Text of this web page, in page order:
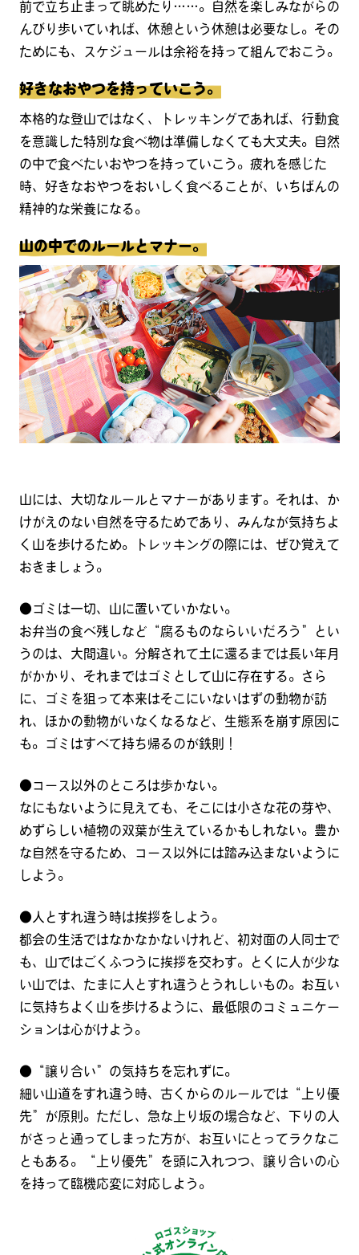
前で立ち止まって眺めたり……。自然を楽しみながらの
んびり歩いていれば、休憩という休憩は必要なし。その
ためにも、スケジュールは余裕を持って組んでおこう。
好きなおやつを持っていこう。
本格的な登山ではなく、トレッキングであれば、行動食
を意識した特別な食べ物は準備しなくても大丈夫。自然
の中で食べたいおやつを持っていこう。疲れを感じた
時、好きなおやつをおいしく食べることが、いちばんの
精神的な栄養になる。
山の中でのルールとマナー。
山には、大切なルールとマナーがあります。それは、か
けがえのない自然を守るためであり、みんなが気持ちよ
く山を歩けるため。トレッキングの際には、ぜひ覚えて
おきましょう。
●ゴミは一切、山に置いていかない。
お弁当の食べ残しなど“腐るものならいいだろう”とい
うのは、大間違い。分解されて土に還るまでは長い年月
がかかり、それまではゴミとして山に存在する。さら
に、ゴミを狙って本来はそこにいないはずの動物が訪
れ、ほかの動物がいなくなるなど、生態系を崩す原因に
も。ゴミはすべて持ち帰るのが鉄則！
●コース以外のところは歩かない。
なにもないように見えても、そこには小さな花の芽や、
めずらしい植物の双葉が生えているかもしれない。豊か
な自然を守るため、コース以外には踏み込まないように
しよう。
●人とすれ違う時は挨拶をしよう。
都会の生活ではなかなかないけれど、初対面の人同士で
も、山ではごくふつうに挨拶を交わす。とくに人が少な
い山では、たまに人とすれ違うとうれしいもの。お互い
に気持ちよく山を歩けるように、最低限のコミュニケー
ションは心がけよう。
●“譲り合い”の気持ちを忘れずに。
細い山道をすれ違う時、古くからのルールでは“上り優
先”が原則。ただし、急な上り坂の場合など、下りの人
がさっと通ってしまった方が、お互いにとってラクなこ
ともある。“上り優先”を頭に入れつつ、譲り合いの心
を持って臨機応変に対応しよう。